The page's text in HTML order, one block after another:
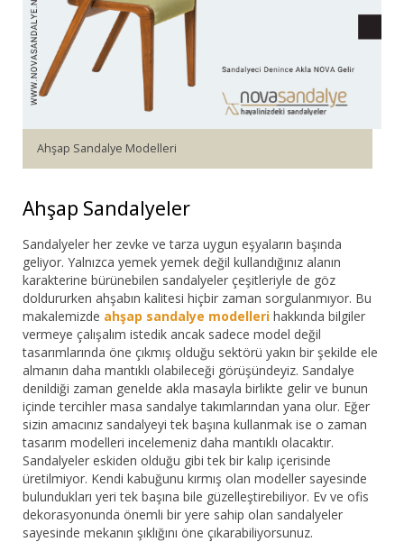
Bar Sandalyesi
Restaurant Sandalyesi
Plastik Sandalye
Dış Mekan Sandalyeler
Ahşap Sandalye Modelleri
Ahşap Sandalyeler
Sandalyeler her zevke ve tarza uygun eşyaların başında
geliyor. Yalnızca yemek yemek değil kullandığınız alanın
karakterine bürünebilen sandalyeler çeşitleriyle de göz
doldururken ahşabın kalitesi hiçbir zaman sorgulanmıyor. Bu
makalemizde ahşap sandalye modelleri hakkında bilgiler
vermeye çalışalım istedik ancak sadece model değil
tasarımlarında öne çıkmış olduğu sektörü yakın bir şekilde ele
almanın daha mantıklı olabileceği görüşündeyiz. Sandalye
denildiği zaman genelde akla masayla birlikte gelir ve bunun
içinde tercihler masa sandalye takımlarından yana olur. Eğer
sizin amacınız sandalyeyi tek başına kullanmak ise o zaman
tasarım modelleri incelemeniz daha mantıklı olacaktır.
Sandalyeler eskiden olduğu gibi tek bir kalıp içerisinde
üretilmiyor. Kendi kabuğunu kırmış olan modeller sayesinde
bulundukları yeri tek başına bile güzelleştirebiliyor. Ev ve ofis
dekorasyonunda önemli bir yere sahip olan sandalyeler
sayesinde mekanın şıklığını öne çıkarabiliyorsunuz.